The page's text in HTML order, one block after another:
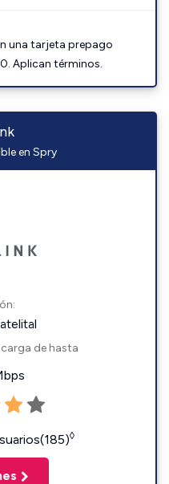
una tarjeta prepago
Aplican términos.
en Spry
de hasta
◊